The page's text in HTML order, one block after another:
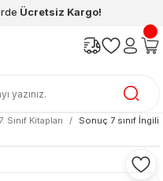
Ücretsiz Kargo!
7. Sınıf Kitapları Sonuç 7 sınıf